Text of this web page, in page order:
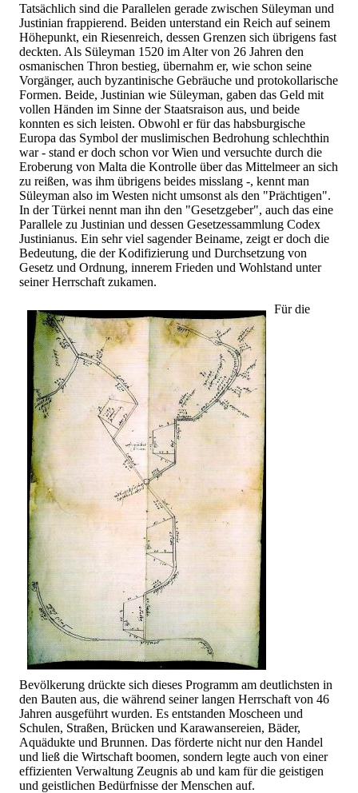
Tatsächlich sind die Parallelen gerade zwischen Süleyman und
Justinian frappierend. Beiden unterstand ein Reich auf seinem
Höhepunkt, ein Riesenreich, dessen Grenzen sich übrigens fast
deckten. Als Süleyman 1520 im Alter von 26 Jahren den
osmanischen Thron bestieg, übernahm er, wie schon seine
Vorgänger, auch byzantinische Gebräuche und protokollarische
Formen. Beide, Justinian wie Süleyman, gaben das Geld mit
vollen Händen im Sinne der Staatsraison aus, und beide
konnten es sich leisten. Obwohl er für das habsburgische
Europa das Symbol der muslimischen Bedrohung schlechthin
war - stand er doch schon vor Wien und versuchte durch die
Eroberung von Malta die Kontrolle über das Mittelmeer an sich
zu reißen, was ihm übrigens beides misslang -, kennt man
Süleyman also im Westen nicht umsonst als den "Prächtigen".
In der Türkei nennt man ihn den "Gesetzgeber", auch das eine
Parallele zu Justinian und dessen Gesetzessammlung Codex
Justinianus. Ein sehr viel sagender Beiname, zeigt er doch die
Bedeutung, die der Kodifizierung und Durchsetzung von
Gesetz und Ordnung, innerem Frieden und Wohlstand unter
seiner Herrschaft zukamen.
Für die
Bevölkerung drückte sich dieses Programm am deutlichsten in
den Bauten aus, die während seiner langen Herrschaft von 46
Jahren ausgeführt wurden. Es entstanden Moscheen und
Schulen, Straßen, Brücken und Karawansereien, Bäder,
Aquädukte und Brunnen. Das förderte nicht nur den Handel
und ließ die Wirtschaft boomen, sondern legte auch von einer
effizienten Verwaltung Zeugnis ab und kam für die geistigen
und geistlichen Bedürfnisse der Menschen auf.